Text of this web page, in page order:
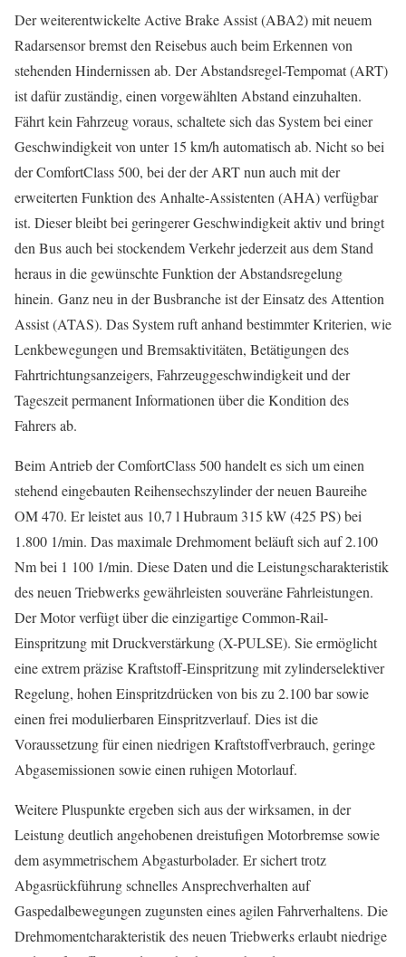
Der weiterentwickelte Active Brake Assist (ABA2) mit neuem
Radarsensor bremst den Reisebus auch beim Erkennen von
stehenden Hindernissen ab. Der Abstandsregel-Tempomat (ART)
ist dafür zuständig, einen vorgewählten Abstand einzuhalten.
Fährt kein Fahrzeug voraus, schaltete sich das System bei einer
Geschwindigkeit von unter 15 km/h automatisch ab. Nicht so bei
der ComfortClass 500, bei der der ART nun auch mit der
erweiterten Funktion des Anhalte-Assistenten (AHA) verfügbar
ist. Dieser bleibt bei geringerer Geschwindigkeit aktiv und bringt
den Bus auch bei stockendem Verkehr jederzeit aus dem Stand
heraus in die gewünschte Funktion der Abstandsregelung
hinein. Ganz neu in der Busbranche ist der Einsatz des Attention
Assist (ATAS). Das System ruft anhand bestimmter Kriterien, wie
Lenkbewegungen und Bremsaktivitäten, Betätigungen des
Fahrtrichtungsanzeigers, Fahrzeuggeschwindigkeit und der
Tageszeit permanent Informationen über die Kondition des
Fahrers ab.
Beim Antrieb der ComfortClass 500 handelt es sich um einen
stehend eingebauten Reihensechszylinder der neuen Baureihe
OM 470. Er leistet aus 10,7 l Hubraum 315 kW (425 PS) bei
1.800 1/min. Das maximale Drehmoment beläuft sich auf 2.100
Nm bei 1 100 1/min. Diese Daten und die Leistungscharakteristik
des neuen Triebwerks gewährleisten souveräne Fahrleistungen.
Der Motor verfügt über die einzigartige Common-Rail-
Einspritzung mit Druckverstärkung (X-PULSE). Sie ermöglicht
eine extrem präzise Kraftstoff-Einspritzung mit zylinderselektiver
Regelung, hohen Einspritzdrücken von bis zu 2.100 bar sowie
einen frei modulierbaren Einspritzverlauf. Dies ist die
Voraussetzung für einen niedrigen Kraftstoffverbrauch, geringe
Abgasemissionen sowie einen ruhigen Motorlauf.
Weitere Pluspunkte ergeben sich aus der wirksamen, in der
Leistung deutlich angehobenen dreistufigen Motorbremse sowie
dem asymmetrischem Abgasturbolader. Er sichert trotz
Abgasrückführung schnelles Ansprechverhalten auf
Gaspedalbewegungen zugunsten eines agilen Fahrverhaltens. Die
Drehmomentcharakteristik des neuen Triebwerks erlaubt niedrige